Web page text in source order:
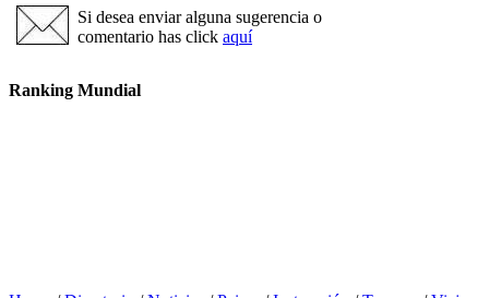
Si desea enviar alguna sugerencia o
comentario has click aquí
Ranking Mundial